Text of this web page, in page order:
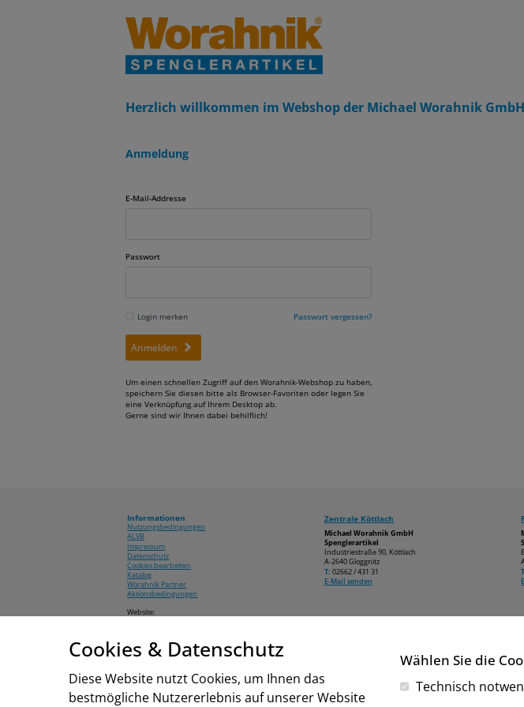
Herzlich willkommen im Webshop der Michael Worahnik
Anmeldung
E-Mail-Addresse
Passwort
Login merken Passwort vergessen?
Anmelden
Um einen schnellen Zugriff auf den Worahnik-Webshop zu haben,
speichern Sie diesen bitte als Browser-Favoriten oder legen Sie
eine Verknüpfung auf Ihrem Desktop ab.
Gerne sind wir Ihnen dabei behilflich!
Informationen
Nutzungsbedingungen
ALVB
Impressum
Datenschutz
Cookies bearbeiten
Katalog
Worahnik Partner
Aktionsbedingungen
Website:
Zentrale Köttlach
Michael Worahnik GmbH
Spenglerartikel
Industriestraße 90, Köttlach
A-2640 Gloggnitz
T: 02662 / 431 31
E-Mail senden
Cookies & Datenschutz
Diese Website nutzt Cookies, um Ihnen das
bestmögliche Nutzererlebnis auf unserer Website
Wählen Sie die
Technisch